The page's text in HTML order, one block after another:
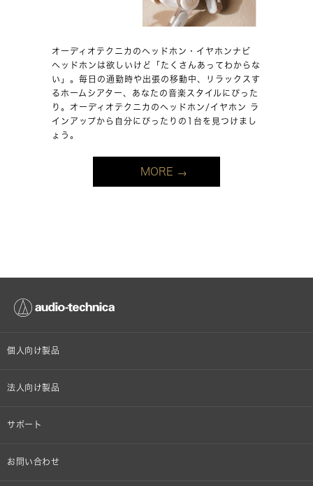
オーディオテクニカのヘッドホン・イヤホンナビ
ヘッドホンは欲しいけど「たくさんあってわからな
い」。毎日の通勤時や出張の移動中、リラックスす
るホームシアター、あなたの音楽スタイルにぴった
り。オーディオテクニカのヘッドホン/イヤホン ラ
インアップから自分にぴったりの1台を見つけまし
ょう。
MORE
個人向け製品
オンラインストア限定
法人向け製品
設備音響機器
サポート
個人向け製品サポート
お問い合わせ